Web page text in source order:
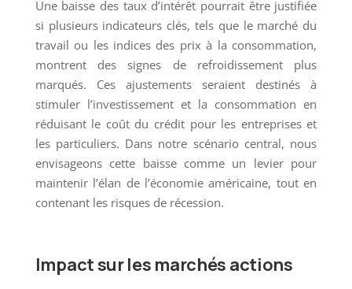
Une baisse des taux d’intérêt pourrait être justifiée
si plusieurs indicateurs clés, tels que le marché du
travail ou les indices des prix à la consommation,
montrent des signes de refroidissement plus
marqués. Ces ajustements seraient destinés à
stimuler l’investissement et la consommation en
réduisant le coût du crédit pour les entreprises et
les particuliers. Dans notre scénario central, nous
envisageons cette baisse comme un levier pour
maintenir l’élan de l’économie américaine, tout en
contenant les risques de récession.
Impact sur les marchés actions